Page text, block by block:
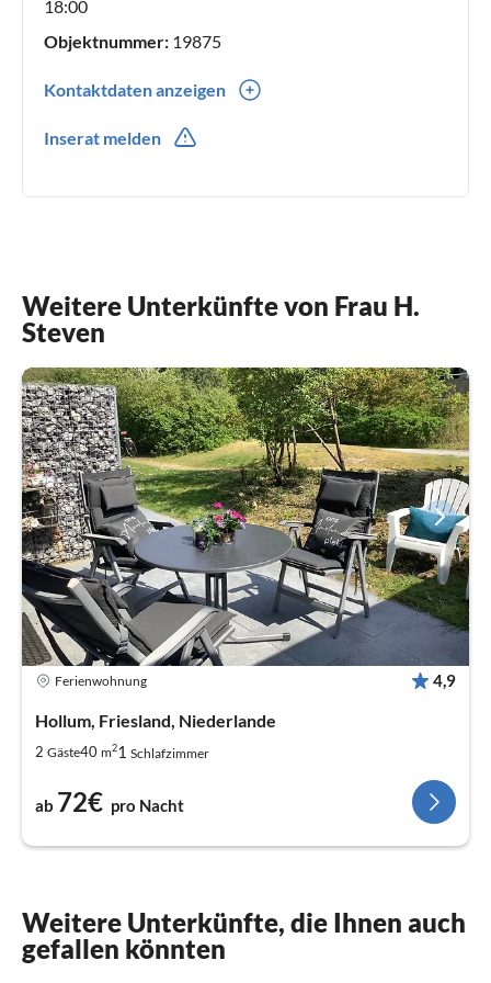
18:00
Objektnummer: 19875
Kontaktdaten anzeigen
Inserat melden
Weitere Unterkünfte von Frau H.
Steven
Ferienwohnung 4,9
Hollum, Friesland, Niederlande
2 Gäste40 m21 Schlafzimmer
ab 72€ pro Nacht
Weitere Unterkünfte, die Ihnen auch
gefallen könnten